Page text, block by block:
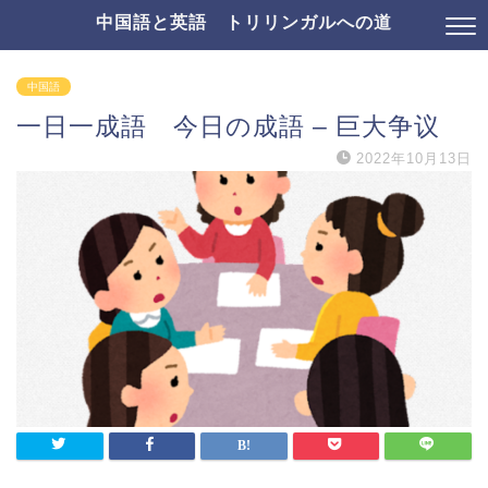
中国語と英語 トリリンガルへの道
中国語
一日一成語 今日の成語 – 巨大争议
2022年10月13日